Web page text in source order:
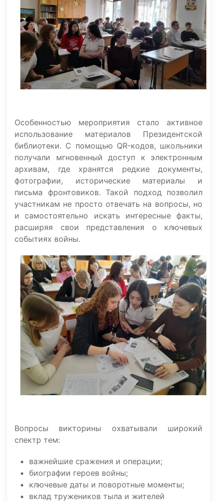
Особенностью мероприятия стало активное
использование материалов Президентской
библиотеки. С помощью QR-кодов, школьники
получали мгновенный доступ к электронным
архивам, где хранятся редкие документы,
фотографии, исторические материалы и
письма фронтовиков. Такой подход позволил
участникам не просто отвечать на вопросы, но
и самостоятельно искать интересные факты,
расширяя свои представления о ключевых
событиях войны.
Вопросы викторины охватывали широкий
спектр тем:
важнейшие сражения и операции;
биографии героев войны;
ключевые даты и поворотные моменты;
вклад тружеников тыла и жителей